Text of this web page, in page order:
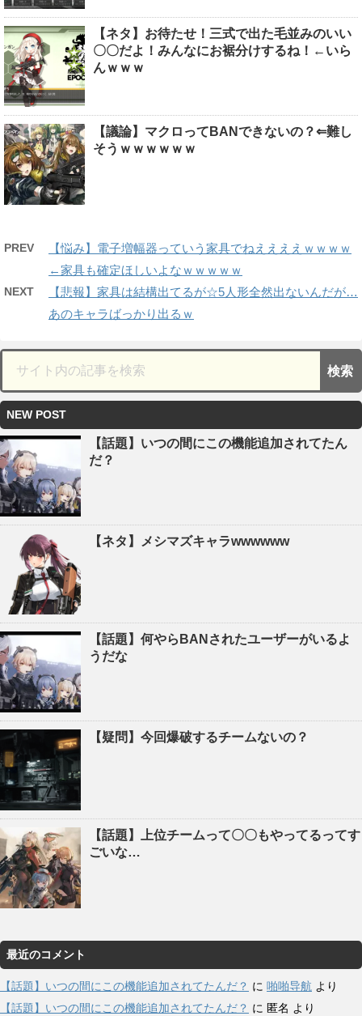
【ネタ】お待たせ！三式で出た毛並みのいい
〇〇だよ！みんなにお裾分けするね！←いら
んｗｗｗ
【議論】マクロってBANできないの？⇐難し
そうｗｗｗｗｗｗ
PREV
【悩み】電子増幅器っていう家具でねええええｗｗｗｗ
←家具も確定ほしいよなｗｗｗｗｗ
NEXT
【悲報】家具は結構出てるが☆5人形全然出ないんだが…
あのキャラばっかり出るｗ
NEW POST
【話題】いつの間にこの機能追加されてたん
だ？
【ネタ】メシマズキャラwwwwww
【話題】何やらBANされたユーザーがいるよ
うだな
【疑問】今回爆破するチームないの？
【話題】上位チームって〇〇もやってるってす
ごいな…
最近のコメント
【話題】いつの間にこの機能追加されてたんだ？ に 啪啪导航 より
【話題】いつの間にこの機能追加されてたんだ？ に 匿名 より